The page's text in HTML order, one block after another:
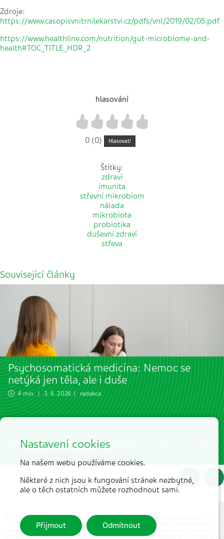
Zdroje:
https://www.casopisvnitrnilekarstvi.cz/pdfs/vnl/2019/02/05.pdf
https://www.healthline.com/nutrition/gut-microbiome-and-
health#TOC_TITLE_HDR_2
hlasování
4
3
2
1
0 (0) Hlasovat!
Štítky:
zdraví
imunita
střevní mikrobiom
nálada
mikrobiota
probiotika
duševní zdraví
střeva
Související články
Psychosomatická medicína: Nemoc se
netýká jen těla, ale i duše
4 min. | 3. 6. 2026 | redakce
Psychosomatická medicína zkoumá propojení fyzických, psychických
i sociálních vlivů na vznik a léčbu nemocí.
© 2026 MEDICAL TRIBUNE CZ, s.r.o. |Partnerem projektu je společnost Teva
Pharmaceuticals CR, s.r.o.
Hlášení nežádoucích účinků
souborům cookie|Ochrana osobních údajů |Podmínky užívaní stránek
Kontakt| Fotografie jsou ilustrační, všechny zobrazené osoby jsou modelem.
Nastavení cookies
Na našem webu používáme cookies.
Některé z nich jsou k fungování stránek nezbytné,
ale o těch ostatních můžete rozhodnout sami.
Přijmout Odmítnout